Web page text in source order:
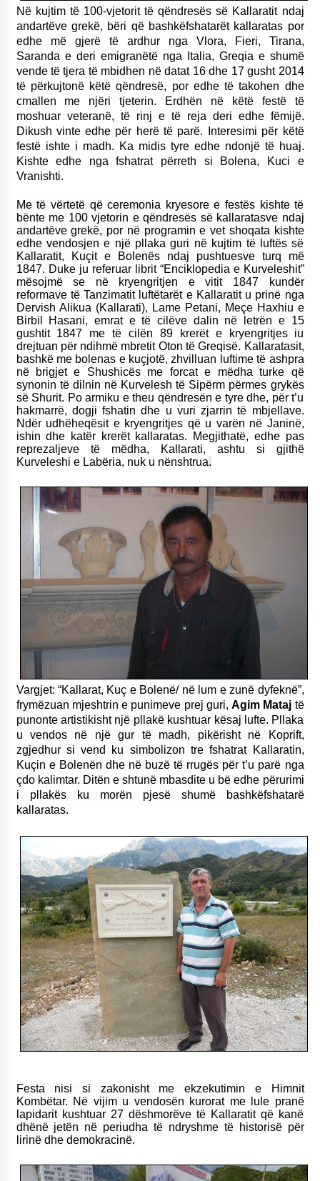
Në kujtim të 100-vjetorit të qëndresës së Kallaratit ndaj
andartëve grekë, bëri që bashkëfshatarët kallaratas por
edhe më gjerë të ardhur nga Vlora, Fieri, Tirana,
Saranda e deri emigranëtë nga Italia, Greqia e shumë
vende të tjera të mbidhen në datat 16 dhe 17 gusht 2014
të përkujtonë këtë qëndresë, por edhe të takohen dhe
cmallen me njëri tjeterin. Erdhën në këtë festë të
moshuar veteranë, të rinj e të reja deri edhe fëmijë.
Dikush vinte edhe për herë të parë. Interesimi për këtë
festë ishte i madh. Ka midis tyre edhe ndonjë të huaj.
Kishte edhe nga fshatrat përreth si Bolena, Kuci e
Vranishti.
Me të vërtetë që ceremonia kryesore e festës kishte të
bënte me 100 vjetorin e qëndresës së kallaratasve ndaj
andartëve grekë, por në programin e vet shoqata kishte
edhe vendosjen e një pllaka guri në kujtim të luftës së
Kallaratit, Kuçit e Bolenës ndaj pushtuesve turq më
1847. Duke ju referuar librit “Enciklopedia e Kurveleshit”
mësojmë se në kryengritjen e vitit 1847 kundër
reformave të Tanzimatit luftëtarët e Kallaratit u prinë nga
Dervish Alikua (Kallarati), Lame Petani, Meçe Haxhiu e
Birbil Hasani, emrat e të cilëve dalin në letrën e 15
gushtit 1847 me të cilën 89 krerët e kryengritjes iu
drejtuan për ndihmë mbretit Oton të Greqisë. Kallaratasit,
bashkë me bolenas e kuçjotë, zhvilluan luftime të ashpra
në brigjet e Shushicës me forcat e mëdha turke që
synonin të dilnin në Kurvelesh të Sipërm përmes grykës
së Shurit. Po armiku e theu qëndresën e tyre dhe, për t’u
hakmarrë, dogji fshatin dhe u vuri zjarrin të mbjellave.
Ndër udhëheqësit e kryengritjes që u varën në Janinë,
ishin dhe katër krerët kallaratas. Megjithatë, edhe pas
reprezaljeve të mëdha, Kallarati, ashtu si gjithë
Kurveleshi e Labëria, nuk u nënshtrua.
Vargjet: “Kallarat, Kuç e Bolenë/ në lum e zunë dyfeknë”,
frymëzuan mjeshtrin e punimeve prej guri, Agim Mataj të
punonte artistikisht një pllakë kushtuar kësaj lufte. Pllaka
u vendos në një gur të madh, pikërisht në Koprift,
zgjedhur si vend ku simbolizon tre fshatrat Kallaratin,
Kuçin e Bolenën dhe në buzë të rrugës për t’u parë nga
çdo kalimtar. Ditën e shtunë mbasdite u bë edhe përurimi
i pllakës ku morën pjesë shumë bashkëfshatarë
kallaratas.
Festa nisi si zakonisht me ekzekutimin e Himnit
Kombëtar. Në vijim u vendosën kurorat me lule pranë
lapidarit kushtuar 27 dëshmorëve të Kallaratit që kanë
dhënë jetën në periudha të ndryshme të historisë për
lirinë dhe demokracinë.